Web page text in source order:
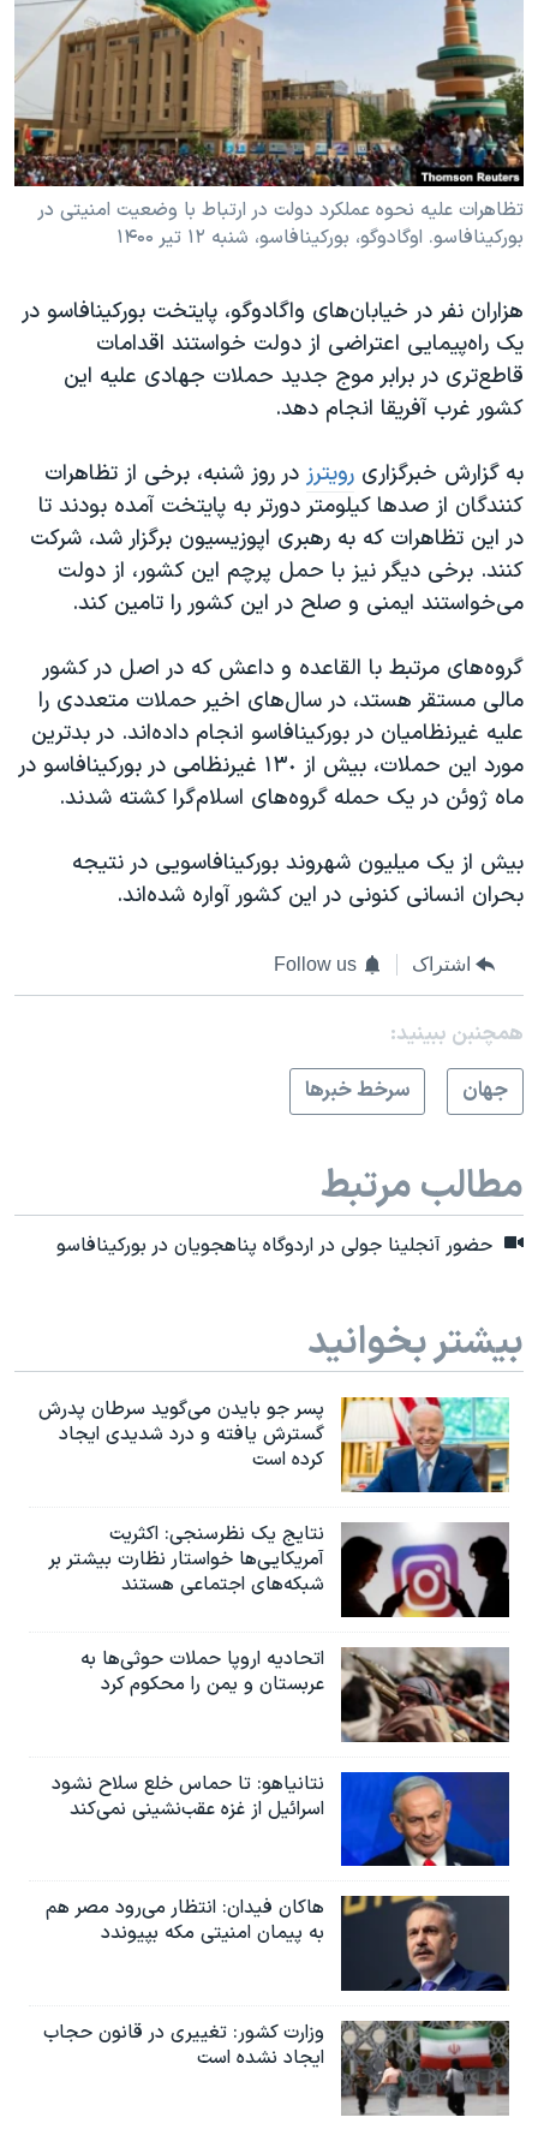
فرهنگ و زندگی
حقوق شهروندی
اقتصادی
علم و فناوری
گالری عکس
مستندها
انتخابات ریاست جمهوری آمریکا ۲۰۲۴
حمله جمهوری اسلامی به اسرائیل
رمز مهسا
اعتراضات زن، زندگی، آزادی
تریبونال مردمی آبان ۹۸
دادگاه حمید نوری
چهل سال گروگان‌گیری
اعتراضات مردمی آبان ۹۸
اسرائیل در جنگ
نرگس محمدی برنده جایزه نوبل صلح
صفحه‌های ویژه
سفر پرزیدنت ترامپ به چین
دنبال کنید
زبانهای مختلف
تظاهرات علیه نحوه عملکرد دولت در ارتباط با وضعیت امنیتی در
بورکینافاسو. اوگادوگو، بورکینافاسو، شنبه ١٢ تیر ۱۴۰۰
هزاران نفر در خیابان‌های واگادوگو، پایتخت بورکینافاسو در
یک راه‌پیمایی اعتراضی از دولت خواستند اقدامات
قاطع‌تری در برابر موج جدید حملات جهادی علیه این
کشور غرب آفریقا انجام دهد.
به گزارش خبرگزاری رویترز در روز شنبه، برخی از تظاهرات
کنندگان از صدها کیلومتر دورتر به پایتخت آمده بودند تا
در این تظاهرات که به رهبری اپوزیسیون برگزار شد، شرکت
کنند. برخی دیگر نیز با حمل پرچم این کشور، از دولت
می‌خواستند ایمنی و صلح در این کشور را تامین کند.
گروه‌های مرتبط با القاعده و داعش که در اصل در کشور
مالی مستقر هستد، در سال‌های اخیر حملات متعددی را
علیه غیرنظامیان در بورکینافاسو انجام داده‌اند. در بدترین
مورد این حملات، بیش از ١٣٠ غیرنظامی در بورکینافاسو در
ماه ژوئن در یک حمله گروه‌های اسلام‌گرا کشته شدند.
بیش از یک میلیون شهروند بورکینافاسویی در نتیجه
بحران انسانی کنونی در این کشور آواره شده‌اند.
اشتراک Follow us
همچنبن ببینید:
جهان
سرخط خبرها
مطالب مرتبط
حضور آنجلینا جولی در اردوگاه پناهجویان در بورکینافاسو
بیشتر بخوانید
پسر جو بایدن می‌گوید سرطان پدرش
گسترش یافته و درد شدیدی ایجاد
کرده است
نتایج یک نظرسنجی: اکثریت
آمریکایی‌ها خواستار نظارت بیشتر بر
شبکه‌های اجتماعی هستند
اتحادیه اروپا حملات حوثی‌ها به
عربستان و یمن را محکوم کرد
نتانیاهو: تا حماس خلع سلاح نشود
اسرائیل از غزه عقب‌نشینی نمی‌کند
هاکان فیدان: انتظار می‌رود مصر هم
به پیمان امنیتی مکه بپیوندد
وزارت کشور: تغییری در قانون حجاب
ایجاد نشده است